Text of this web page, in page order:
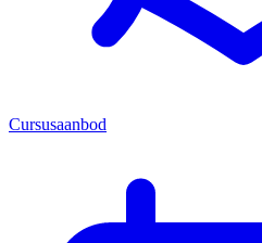
Cursusaanbod